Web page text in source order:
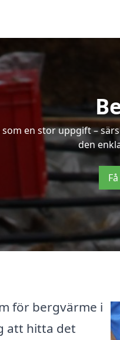
en stor uppgift –
den
för bergvärme i
att hitta det